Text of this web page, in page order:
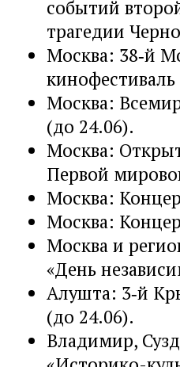
событий
трагедии
Москва: 38‑й
Москва:
(до 24.06).
Москва:
Первой
Москва:
Москва:
Москва и
«День
Алушта: 3‑й
(до 24.06).
Владимир,